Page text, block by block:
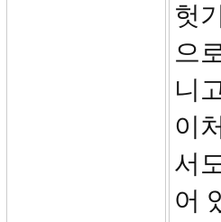
헛
으
니
이
서
어